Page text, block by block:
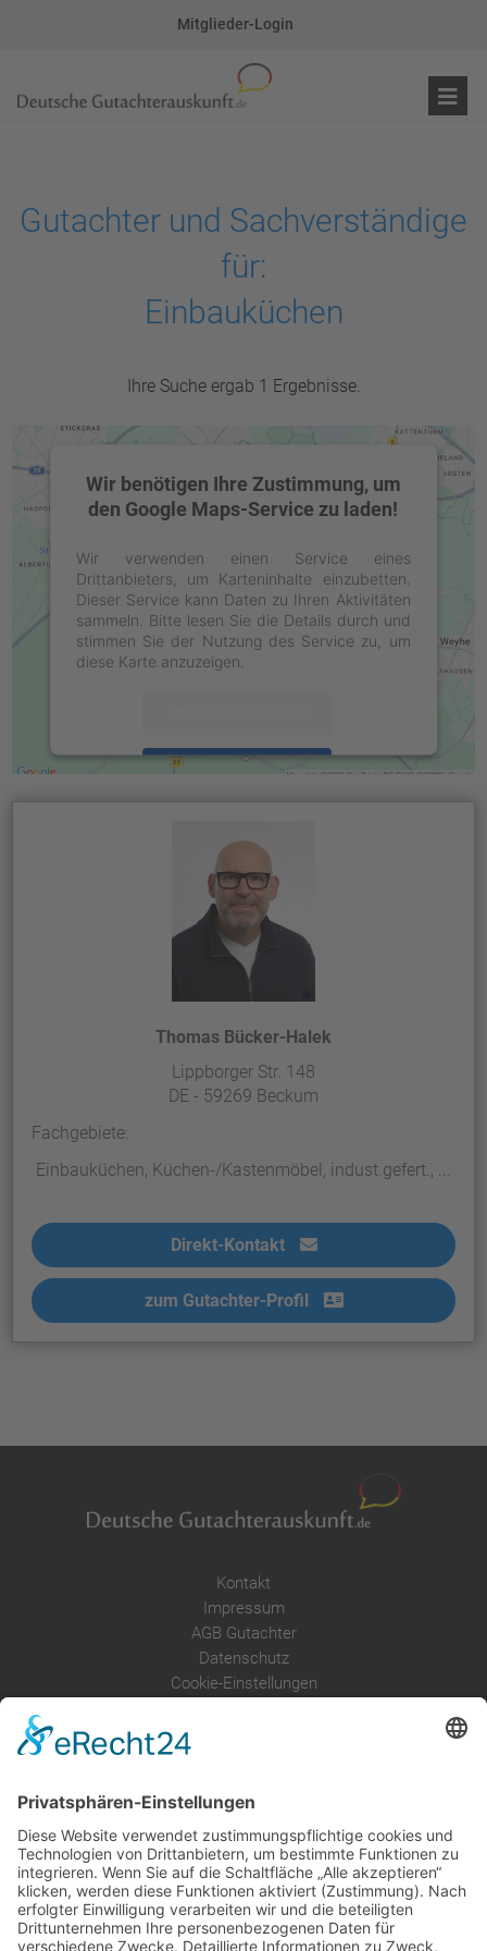
Mitglieder-Login
Gutachter und Sachverständige
für:
Einbauküchen
Ihre Suche ergab 1 Ergebnisse.
Wir benötigen Ihre Zustimmung, um
den Google Maps-Service zu laden!
Wir verwenden einen Service eines
Drittanbieters, um Karteninhalte einzubetten.
Dieser Service kann Daten zu Ihren Aktivitäten
sammeln. Bitte lesen Sie die Details durch und
stimmen Sie der Nutzung des Service zu, um
diese Karte anzuzeigen.
Thomas Bücker-Halek
Lippborger Str. 148
DE - 59269 Beckum
Fachgebiete:
Einbauküchen, Küchen-/Kastenmöbel, indust.gefert., ...
Direkt-Kontakt
zum Gutachter-Profil
Kontakt
Impressum
AGB Gutachter
Datenschutz
Cookie-Einstellungen
Kosten im Überblick
AGB Nutzer
Gutachter suchen
Gutachter Blog
Auftragsbörse